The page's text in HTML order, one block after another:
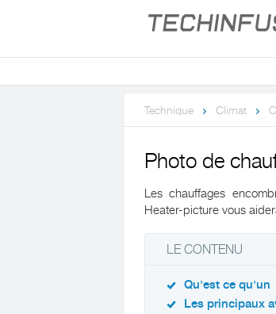
Technique Climat
Photo de
Les chauffages
Heater-picture vous
LE CONTENU
Qu'est ce qu'un
Les principaux